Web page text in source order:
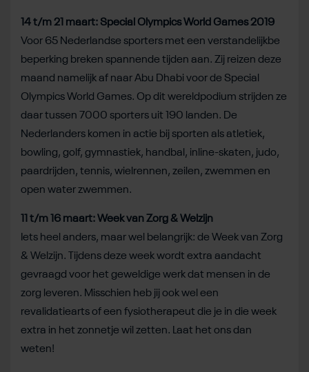
14 t/m 21 maart: Special Olympics World Games 2019
Voor 65 Nederlandse sporters met een verstandelijkbe
beperking breken spannende tijden aan. Zij reizen deze
maand namelijk af naar Abu Dhabi voor de Special
Olympics World Games. Op dit wereldpodium strijden ze
daar tussen 7000 sporters uit 190 landen. De
Nederlanders komen in actie bij sporten als atletiek,
bowling, golf, gymnastiek, handbal, inline-skaten, judo,
paardrijden, tennis, wielrennen, zeilen, zwemmen en
open water zwemmen.
11 t/m 16 maart: Week van Zorg & Welzijn
Iets heel anders, maar wel belangrijk: de Week van Zorg
& Welzijn. Tijdens deze week wordt extra aandacht
gevraagd voor het geweldige werk dat mensen in de
zorg leveren. Misschien heb jij ook wel een
revalidatiearts of een fysiotherapeut die je in die week
extra in het zonnetje wil zetten. Laat het ons dan
weten!